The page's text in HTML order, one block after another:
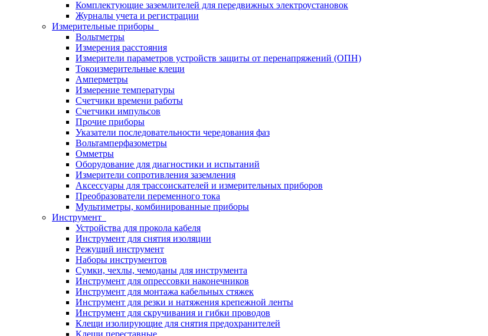
Комплектующие заземлителей для передвижных электроустановок
Журналы учета и регистрации
Измерительные приборы
Вольтметры
Измерения расстояния
Измерители параметров устройств защиты от перенапряжений (ОПН)
Токоизмерительные клещи
Амперметры
Измерение температуры
Счетчики времени работы
Счетчики импульсов
Прочие приборы
Указатели последовательности чередования фаз
Вольтамперфазометры
Омметры
Оборудование для диагностики и испытаний
Измерители сопротивления заземления
Аксессуары для трассоискателей и измерительных приборов
Преобразователи переменного тока
Мультиметры, комбинированные приборы
Инструмент
Устройства для прокола кабеля
Инструмент для снятия изоляции
Режущий инструмент
Наборы инструментов
Сумки, чехлы, чемоданы для инструмента
Инструмент для опрессовки наконечников
Инструмент для монтажа кабельных стяжек
Инструмент для резки и натяжения крепежной ленты
Инструмент для скручивания и гибки проводов
Клещи изолирующие для снятия предохранителей
Клещи переставные